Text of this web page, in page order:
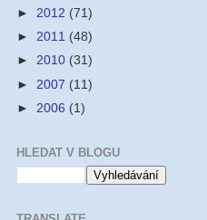
► 2012 (71)
► 2011 (48)
► 2010 (31)
► 2007 (11)
► 2006 (1)
HLEDAT V BLOGU